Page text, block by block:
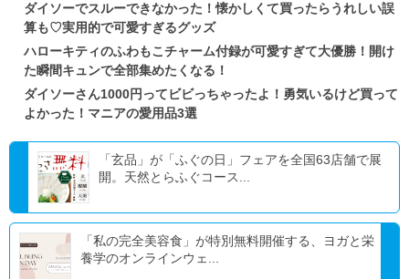
ダイソーでスルーできなかった！懐かしくて買ったらうれしい誤
算も♡実用的で可愛すぎるグッズ
ハローキティのふわもこチャーム付録が可愛すぎて大優勝！開け
た瞬間キュンで全部集めたくなる！
ダイソーさん1000円ってビビっちゃったよ！勇気いるけど買って
よかった！マニアの愛用品3選
「玄品」が「ふぐの日」フェアを全国63店舗で展
開。天然とらふぐコース...
「私の完全美容食」が特別無料開催する、ヨガと栄
養学のオンラインウェ...